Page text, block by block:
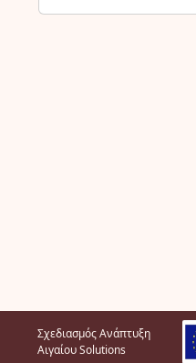
Σχεδιασμός Ανάπτυξη
Αιγαίου Solutions